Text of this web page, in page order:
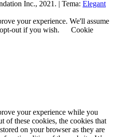
Inc., 2021. | Tema: Elegant
your experience. We'll assume
out if you wish.
Cookie
your experience while you
of these cookies, the cookies that
on your browser as they are